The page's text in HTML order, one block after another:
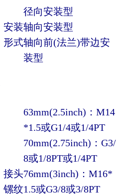
安装
形式
径向安装型
轴向安装型
轴向前(法兰)带边安
装型
接头
镙纹
63mm(2.5inch)：M14
*1.5或G1/4或1/4PT
70mm(2.75inch)：G3/
8或1/8PT或1/4PT
76mm(3inch)：M16*
1.5或G3/8或3/8PT